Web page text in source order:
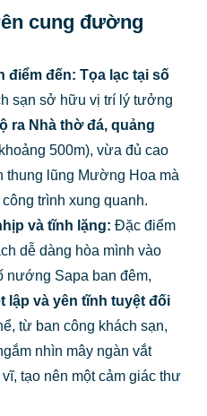
cung đường
điểm đến: Tọa lạc tại số
sạn sở hữu vị trí lý tưởng
ra Nhà thờ đá, quảng
500m), vừa đủ cao
thung lũng Mường Hoa mà
trình xung quanh.
và tĩnh lặng: Đặc điểm
dễ dàng hòa mình vào
nướng Sapa ban đêm,
lập và yên tĩnh tuyệt đối
từ ban công khách sạn,
nhìn mây ngàn vắt
tạo nên một cảm giác thư